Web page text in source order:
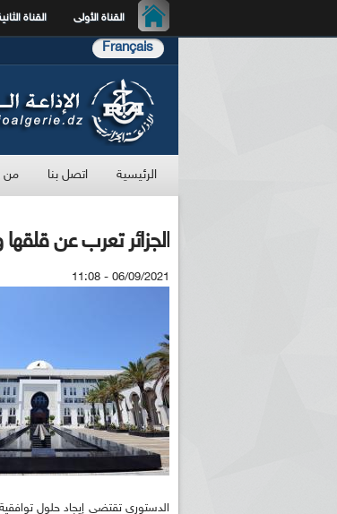
القناة الأولى القناة
Français
الرئيسية اتصل بنا من
الجزائر تعرب عن
06/09/2021 - 11:08
الدستوري تقتضي إيجاد حلول